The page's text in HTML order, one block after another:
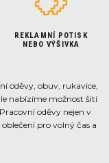
REKLAMNÍ POTISK
NEBO VÝŠIVKA
oděvy, obuv, rukavice,
nabízíme možnost šití
oděvy nejen v
pro volný čas a